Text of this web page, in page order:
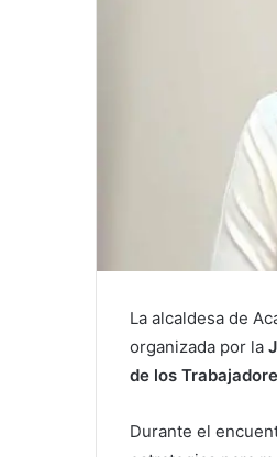
La alcaldesa de
organizada por la
de los
Durante el